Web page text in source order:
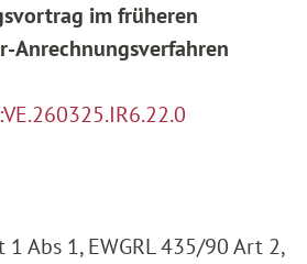
im früheren
Anrechnungsverfahren
1 Abs 1, EWGRL 435/90 Art 2,